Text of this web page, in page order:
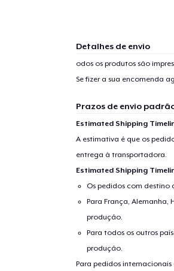
Detalhes de envio
odos os produtos são
Se fizer a sua encomenda
Prazos de envio
Estimated Shipping
A estimativa é que os
entrega à transportadora.
Estimated Shipping
Os pedidos com destino
Para França, Alemanha,
produção.
Para todos os outros
produção.
Para pedidos internacionais